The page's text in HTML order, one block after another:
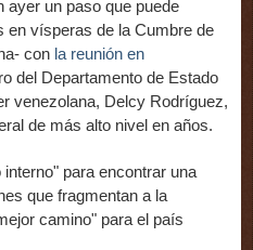
ayer un paso que puede
en vísperas de la Cumbre de
con la reunión en
del Departamento de Estado
venezolana, Delcy Rodríguez,
de más alto nivel en años.
para encontrar una
que fragmentan a la
camino" para el país